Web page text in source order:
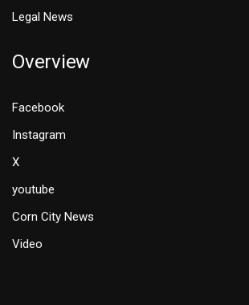
Legal News
Overview
Facebook
Instagram
X
youtube
Corn City News
Video